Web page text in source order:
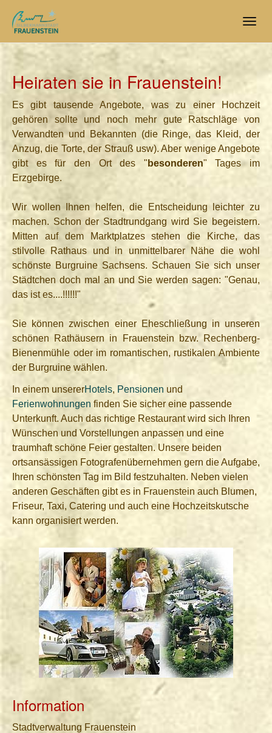
main
content
Heiraten sie in Frauenstein!
Es gibt tausende Angebote, was zu einer Hochzeit
gehören sollte und noch mehr gute Ratschläge von
Verwandten und Bekannten (die Ringe, das Kleid, der
Anzug, die Torte, der Strauß usw). Aber wenige Angebote
gibt es für den Ort des " besonderen" Tages im
Erzgebirge.
Wir wollen Ihnen helfen, die Entscheidung leichter zu
machen. Schon der Stadtrundgang wird Sie begeistern.
Mitten auf dem Marktplatzes stehen die Kirche, das
stilvolle Rathaus und in unmittelbarer Nähe die wohl
schönste Burgruine Sachsens. Schauen Sie sich unser
Städtchen doch mal an und Sie werden sagen: "Genau,
das ist es....!!!!!!"
Sie können zwischen einer Eheschließung in unseren
schönen Rathäusern in Frauenstein bzw. Rechenberg-
Bienenmühle oder im romantischen, rustikalen Ambiente
der Burgruine wählen.
In einem unsererHotels, Pensionen und
Ferienwohnungen finden Sie sicher eine passende
Unterkunft. Auch das richtige Restaurant wird sich Ihren
Wünschen und Vorstellungen anpassen und eine
traumhaft schöne Feier gestalten. Unsere beiden
ortsansässigen Fotografenübernehmen gern die Aufgabe,
Ihren schönsten Tag im Bild festzuhalten. Neben vielen
anderen Geschäften gibt es in Frauenstein auch Blumen,
Friseur, Taxi, Catering und auch eine Hochzeitskutsche
kann organisiert werden.
Information
Stadtverwaltung Frauenstein